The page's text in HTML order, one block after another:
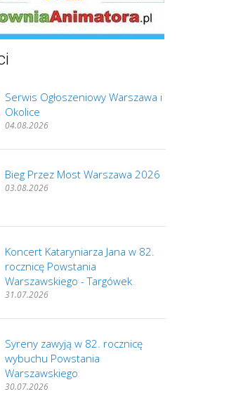
Serwis Ogłoszeniowy Warszawa i
Okolice
04.08.2026
Bieg Przez Most Warszawa 2026
03.08.2026
Koncert Kataryniarza Jana w 82.
rocznicę Powstania
Warszawskiego - Targówek
31.07.2026
Syreny zawyją w 82. rocznicę
wybuchu Powstania
Warszawskiego
30.07.2026